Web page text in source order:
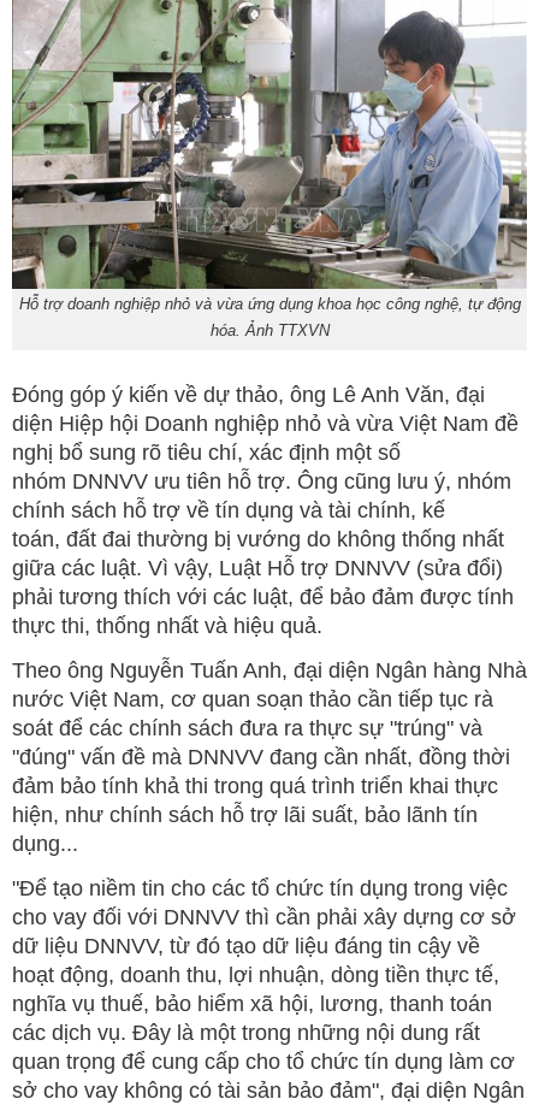
Hỗ trợ doanh nghiệp nhỏ và vừa ứng dụng khoa học công nghệ, tự động
hóa. Ảnh TTXVN
Đóng góp ý kiến về dự thảo, ông Lê Anh Văn, đại
diện Hiệp hội Doanh nghiệp nhỏ và vừa Việt Nam đề
nghị bổ sung rõ tiêu chí, xác định một số
nhóm DNNVV ưu tiên hỗ trợ. Ông cũng lưu ý, nhóm
chính sách hỗ trợ về tín dụng và tài chính, kế
toán, đất đai thường bị vướng do không thống nhất
giữa các luật. Vì vậy, Luật Hỗ trợ DNNVV (sửa đổi)
phải tương thích với các luật, để bảo đảm được tính
thực thi, thống nhất và hiệu quả.
Theo ông Nguyễn Tuấn Anh, đại diện Ngân hàng Nhà
nước Việt Nam, cơ quan soạn thảo cần tiếp tục rà
soát để các chính sách đưa ra thực sự "trúng" và
"đúng" vấn đề mà DNNVV đang cần nhất, đồng thời
đảm bảo tính khả thi trong quá trình triển khai thực
hiện, như chính sách hỗ trợ lãi suất, bảo lãnh tín
dụng...
"Để tạo niềm tin cho các tổ chức tín dụng trong việc
cho vay đối với DNNVV thì cần phải xây dựng cơ sở
dữ liệu DNNVV, từ đó tạo dữ liệu đáng tin cậy về
hoạt động, doanh thu, lợi nhuận, dòng tiền thực tế,
nghĩa vụ thuế, bảo hiểm xã hội, lương, thanh toán
các dịch vụ. Đây là một trong những nội dung rất
quan trọng để cung cấp cho tổ chức tín dụng làm cơ
sở cho vay không có tài sản bảo đảm", đại diện Ngân